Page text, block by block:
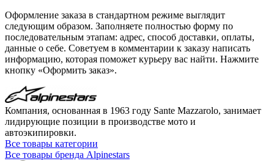
Оформление заказа в стандартном режиме выглядит
следующим образом. Заполняете полностью форму по
последовательным этапам: адрес, способ доставки, оплаты,
данные о себе. Советуем в комментарии к заказу написать
информацию, которая поможет курьеру вас найти. Нажмите
кнопку «Оформить заказ».
Компания, основанная в 1963 году Sante Mazzarolo, занимает
лидирующие позиции в производстве мото и
автоэкипировки.
Все товары категории
Все товары бренда Alpinestars